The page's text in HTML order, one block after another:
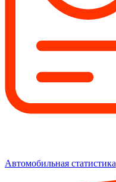
Автомобильная статистика